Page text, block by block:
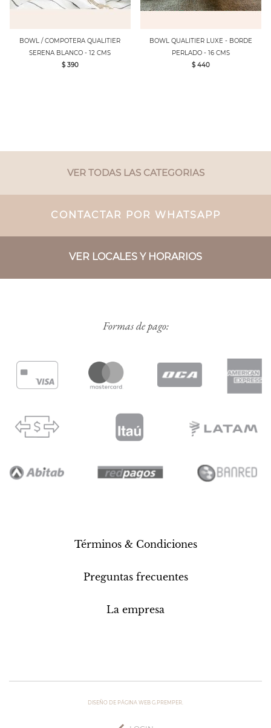
BOWL / COMPOTERA QUALITIER
SERENA BLANCO - 12 CMS
$ 390
BOWL QUALITIER LUXE - BORDE
PERLADO - 16 CMS
$ 440
VER TODAS LAS CATEGORIAS
CONTACTAR POR WHATSAPP
VER LOCALES Y HORARIOS
Formas de pago:
Términos & Condiciones
Preguntas frecuentes
La empresa
DISEÑO DE PÁGINA WEB G.PREMPER.